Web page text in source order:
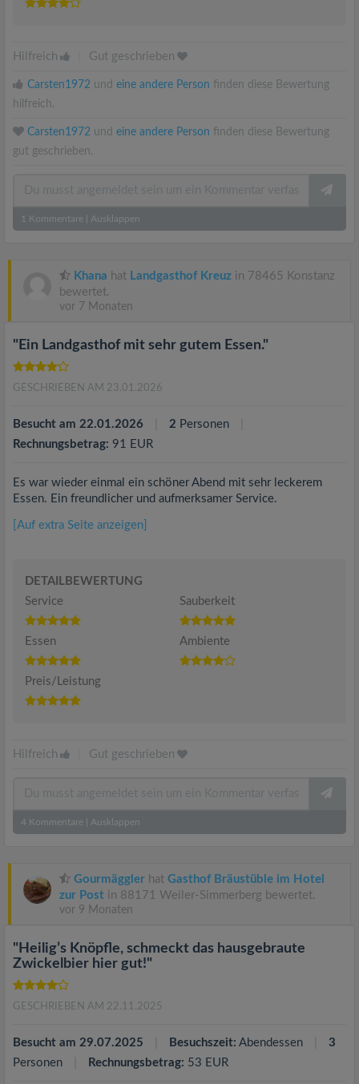
Hilfreich Gut geschrieben
Carsten1972 und eine andere Person finden diese Bewertung
hilfreich.
Carsten1972 und eine andere Person finden diese Bewertung
gut geschrieben.
1 Kommentare Ausklappen
Khana hat Landgasthof Kreuz in 78465 Konstanz
bewertet.
vor 7 Monaten
"Ein Landgasthof mit sehr gutem Essen."
GESCHRIEBEN AM 23.01.2026
Besucht am 22.01.2026 2 Personen
Rechnungsbetrag: 91 EUR
Es war wieder einmal ein schöner Abend mit sehr leckerem
Essen. Ein freundlicher und aufmerksamer Service.
[Auf extra Seite anzeigen]
DETAILBEWERTUNG
Service
Sauberkeit
Essen Ambiente
Preis/Leistung
Hilfreich Gut geschrieben
4 Kommentare Ausklappen
Gourmäggler hat Gasthof Bräustüble im Hotel
zur Post in 88171 Weiler-Simmerberg bewertet.
vor 9 Monaten
"Heilig’s Knöpfle, schmeckt das hausgebraute
Zwickelbier hier gut!"
GESCHRIEBEN AM 22.11.2025
Besucht am 29.07.2025 Besuchszeit: Abendessen
3
Personen
Rechnungsbetrag: 53 EUR